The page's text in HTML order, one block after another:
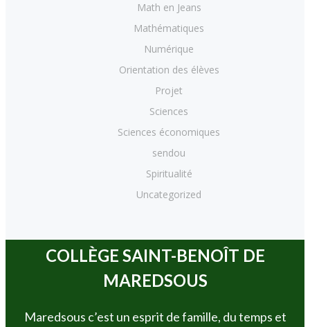
Math en Jeans
Mathématiques
Numérique
Orientation des élèves
Projet
Sciences
Sciences économiques
sendou
Spiritualité
Uncategorized
COLLÈGE SAINT-BENOÎT DE
MAREDSOUS
Maredsous c’est un esprit de famille, du temps et